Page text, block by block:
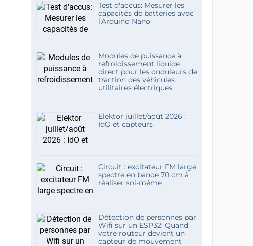
Test d'accus: Mesurer les
capacités de batteries avec
l'Arduino Nano
Modules de puissance à
refroidissement liquide
direct pour les onduleurs de
traction des véhicules
utilitaires électriques
Elektor juillet/août 2026 :
IdO et capteurs
Circuit : excitateur FM large
spectre en bande 70 cm à
réaliser soi-même
Détection de personnes par
Wifi sur un ESP32: Quand
votre routeur devient un
capteur de mouvement